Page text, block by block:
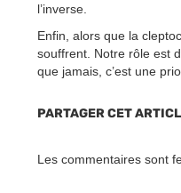
l’inverse.
Enfin, alors que la
souffrent. Notre rôle est
que jamais, c’est une
PARTAGER CET
Les commentaires sont